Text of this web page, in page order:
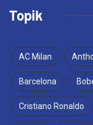
Topik
AC Milan
Barcelona
Cristiano Ronaldo